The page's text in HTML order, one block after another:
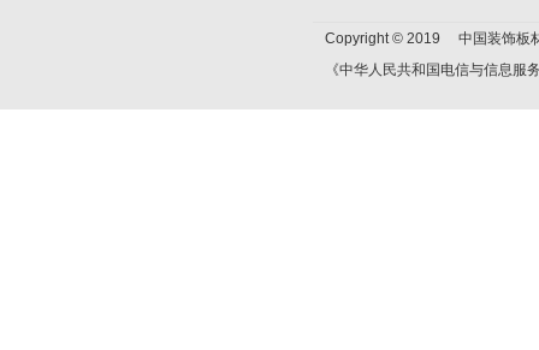
Copyright © 2019 中国装饰板
《中华人民共和国电信与信息